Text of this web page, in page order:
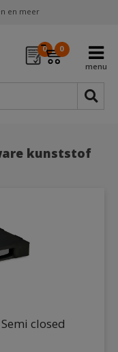
en meer
0 0
kunststof
closed